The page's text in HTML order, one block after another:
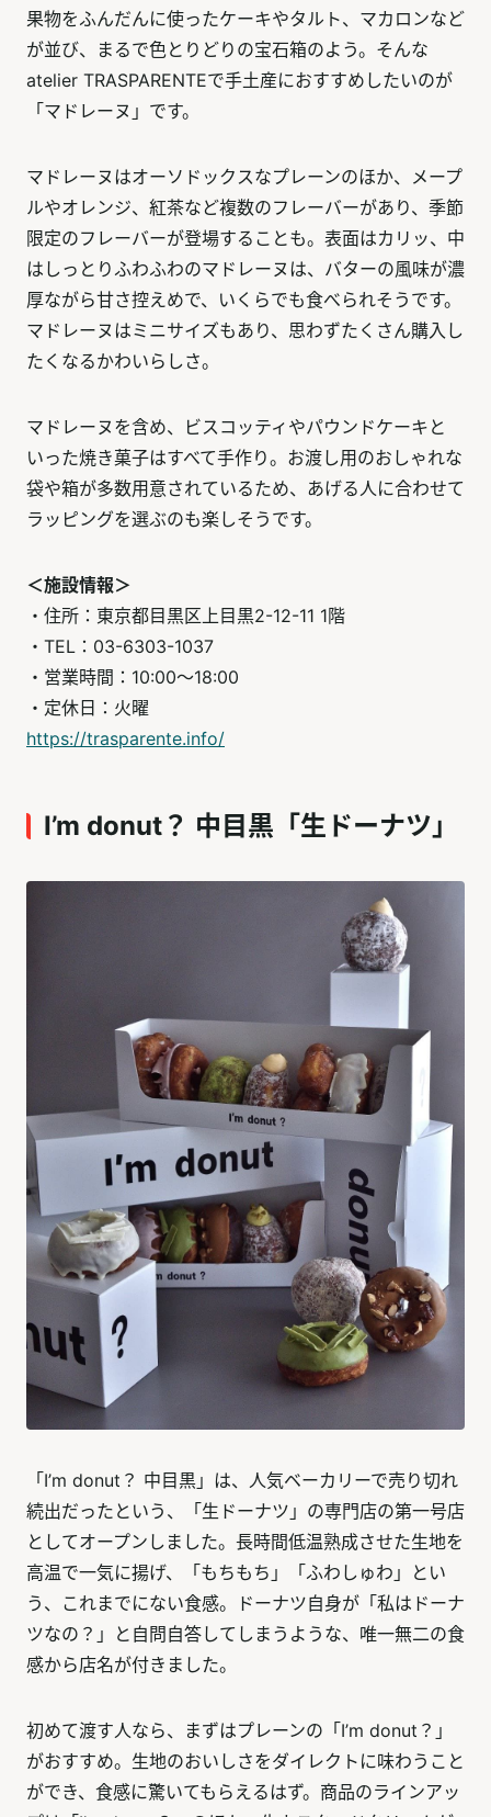
果物をふんだんに使ったケーキやタルト、マカロンなど
が並び、まるで色とりどりの宝石箱のよう。そんな
atelier TRASPARENTEで手土産におすすめしたいのが
「マドレーヌ」です。
マドレーヌはオーソドックスなプレーンのほか、メープ
ルやオレンジ、紅茶など複数のフレーバーがあり、季節
限定のフレーバーが登場することも。表面はカリッ、中
はしっとりふわふわのマドレーヌは、バターの風味が濃
厚ながら甘さ控えめで、いくらでも食べられそうです。
マドレーヌはミニサイズもあり、思わずたくさん購入し
たくなるかわいらしさ。
マドレーヌを含め、ビスコッティやパウンドケーキと
いった焼き菓子はすべて手作り。お渡し用のおしゃれな
袋や箱が多数用意されているため、あげる人に合わせて
ラッピングを選ぶのも楽しそうです。
＜施設情報＞
・住所：東京都目黒区上目黒2-12-11 1階
・TEL：03-6303-1037
・営業時間：10:00～18:00
・定休日：火曜
https://trasparente.info/
I’m donut？ 中目黒「生ドーナツ」
「I’m donut？ 中目黒」は、人気ベーカリーで売り切れ
続出だったという、「生ドーナツ」の専門店の第一号店
としてオープンしました。長時間低温熟成させた生地を
高温で一気に揚げ、「もちもち」「ふわしゅわ」とい
う、これまでにない食感。ドーナツ自身が「私はドーナ
ツなの？」と自問自答してしまうような、唯一無二の食
感から店名が付きました。
初めて渡す人なら、まずはプレーンの「I’m donut？」
がおすすめ。生地のおいしさをダイレクトに味わうこと
ができ、食感に驚いてもらえるはず。商品のラインアッ